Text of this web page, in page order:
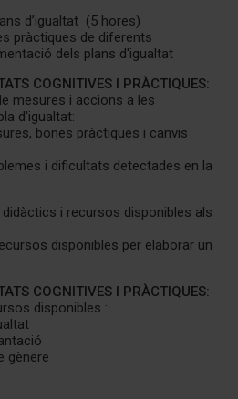
d’igualtat (5 hores)
pràctiques de diferents
dels plans d'igualtat
COGNITIVES I PRÀCTIQUES:
mesures i accions a les
d'igualtat:
bones pràctiques i canvis
i dificultats detectades en la
didàctics i recursos disponibles als
disponibles per elaborar un
COGNITIVES I PRÀCTIQUES:
disponibles :
gènere